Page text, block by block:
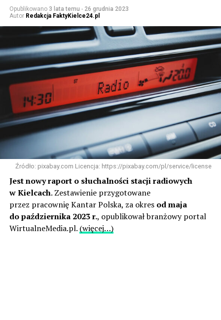
Opublikowano 3 lata temu - 26 grudnia 2023
Autor Redakcja FaktyKielce24.pl
Źródło: pixabay.com Licencja: https://pixabay.com/pl/service/license
Jest nowy raport o słuchalności stacji radiowych
w Kielcach. Zestawienie przygotowane
przez pracownię Kantar Polska, za okres od maja
do października 2023 r., opublikował branżowy portal
WirtualneMedia.pl. (więcej…)